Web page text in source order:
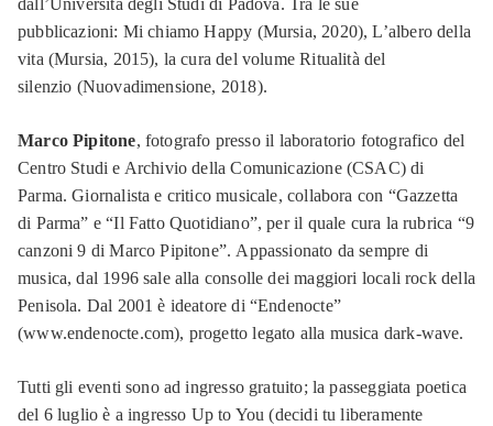
dall’Università degli Studi di Padova. Tra le sue
pubblicazioni: Mi chiamo Happy (Mursia, 2020), L’albero della
vita (Mursia, 2015), la cura del volume Ritualità del
silenzio (Nuovadimensione, 2018).
Marco Pipitone, fotografo presso il laboratorio fotografico del
Centro Studi e Archivio della Comunicazione (CSAC) di
Parma. Giornalista e critico musicale, collabora con “Gazzetta
di Parma” e “Il Fatto Quotidiano”, per il quale cura la rubrica “9
canzoni 9 di Marco Pipitone”. Appassionato da sempre di
musica, dal 1996 sale alla consolle dei maggiori locali rock della
Penisola. Dal 2001 è ideatore di “Endenocte”
(www.endenocte.com), progetto legato alla musica dark-wave.
Tutti gli eventi sono ad ingresso gratuito; la passeggiata poetica
del 6 luglio è a ingresso Up to You (decidi tu liberamente